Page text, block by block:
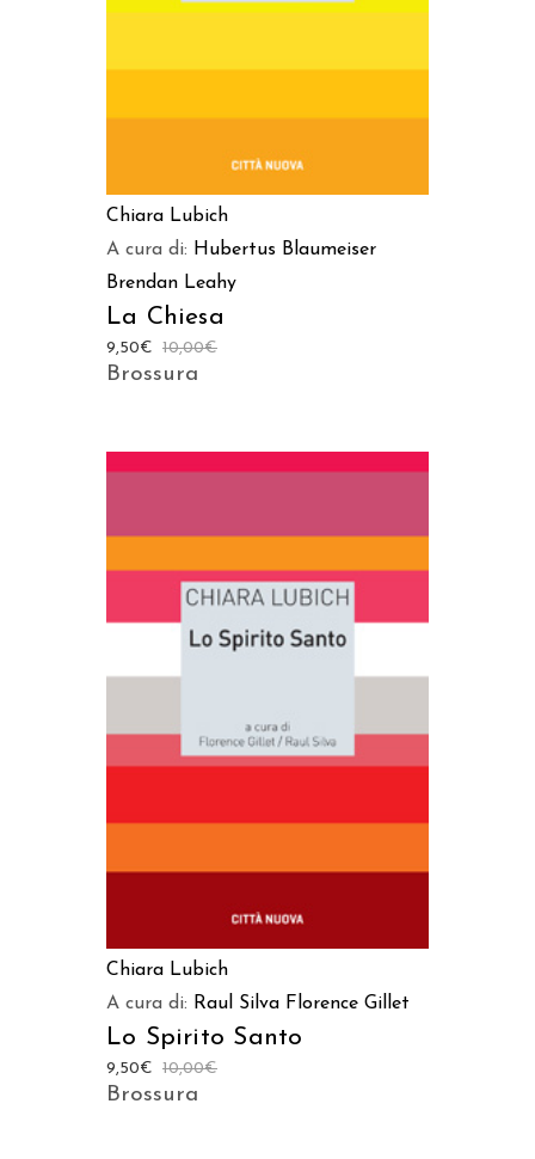
Chiara Lubich
A cura di: Hubertus Blaumeiser
Brendan Leahy
La Chiesa
10,00€
9,50€
Brossura
Chiara Lubich
A cura di: Raul Silva Florence Gillet
Lo Spirito Santo
10,00€
9,50€
Brossura